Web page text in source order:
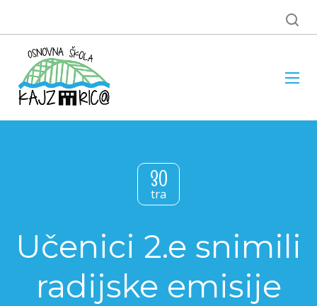
30
tra
Učenici 2.e snimili
radijske emisije